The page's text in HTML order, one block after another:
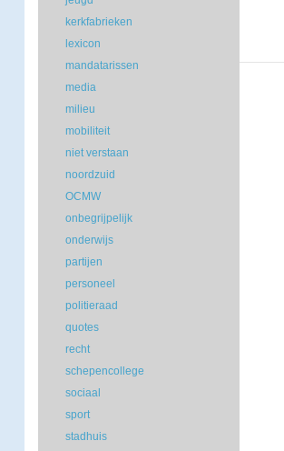
kerkfabrieken
lexicon
mandatarissen
media
milieu
mobiliteit
niet verstaan
noordzuid
OCMW
onbegrijpelijk
onderwijs
partijen
personeel
politieraad
quotes
recht
schepencollege
sociaal
sport
stadhuis